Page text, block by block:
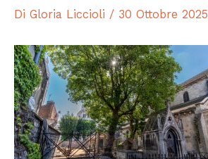
Di Gloria Liccioli / 30 Ottobre 2025